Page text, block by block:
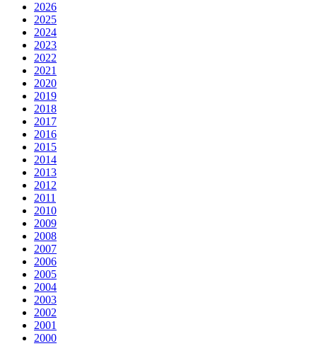
2026
2025
2024
2023
2022
2021
2020
2019
2018
2017
2016
2015
2014
2013
2012
2011
2010
2009
2008
2007
2006
2005
2004
2003
2002
2001
2000